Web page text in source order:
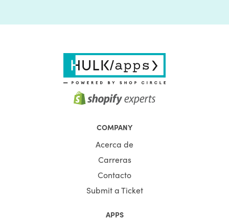
COMPANY
Acerca de
Carreras
Contacto
Submit a Ticket
APPS